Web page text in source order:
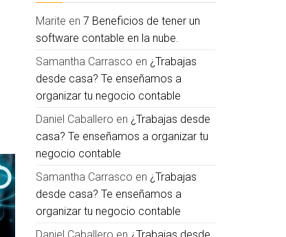
Marite en 7 Beneficios de tener un
software contable en la nube.
Samantha Carrasco en ¿Trabajas
desde casa? Te enseñamos a
organizar tu negocio contable
Daniel Caballero en ¿Trabajas desde
casa? Te enseñamos a organizar tu
negocio contable
Samantha Carrasco en ¿Trabajas
desde casa? Te enseñamos a
organizar tu negocio contable